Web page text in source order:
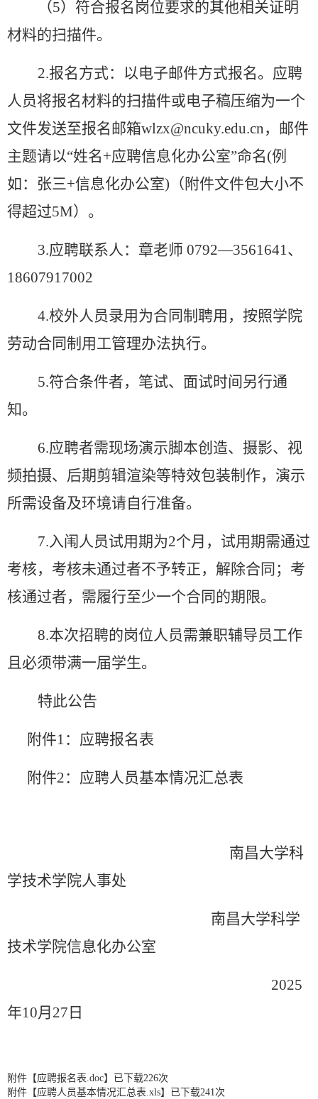
（5）符合报名岗位要求的其他相关证明
材料的扫描件。
2.报名方式：以电子邮件方式报名。应聘
人员将报名材料的扫描件或电子稿压缩为一个
文件发送至报名邮箱wlzx@ncuky.edu.cn，邮件
主题请以“姓名+应聘信息化办公室”命名(例
如：张三+信息化办公室)（附件文件包大小不
得超过5M）。
3.应聘联系人： 章老师 0792—3561641、
18607917002
4.校外人员录用为合同制聘用，按照学院
劳动合同制用工管理办法执行。
5.符合条件者， 笔试、 面试时间另行通
知。
6.应聘者需现场演示脚本创造、摄影、视
频拍摄、后期剪辑渲染等特效包装制作，演示
所需设备及环境请自行准备。
7.入闱人员试用期为2个月，试用期需通过
考核，考核未通过者不予转正，解除合同；考
核通过者，需履行至少一个合同的期限。
8.本次招聘的岗位人员需兼职辅导员工作
且必须带满一届学生。
特此公告
附件1：应聘报名表
附件2： 应聘人员基本情况汇总表
南昌大学科
学技术学院人事处
南昌大学科学
技术学院信息化办公室
2025
年10月 27 日
附件【应聘报名表.doc】已下载226次
附件【应聘人员基本情况汇总表.xls】已下载241次